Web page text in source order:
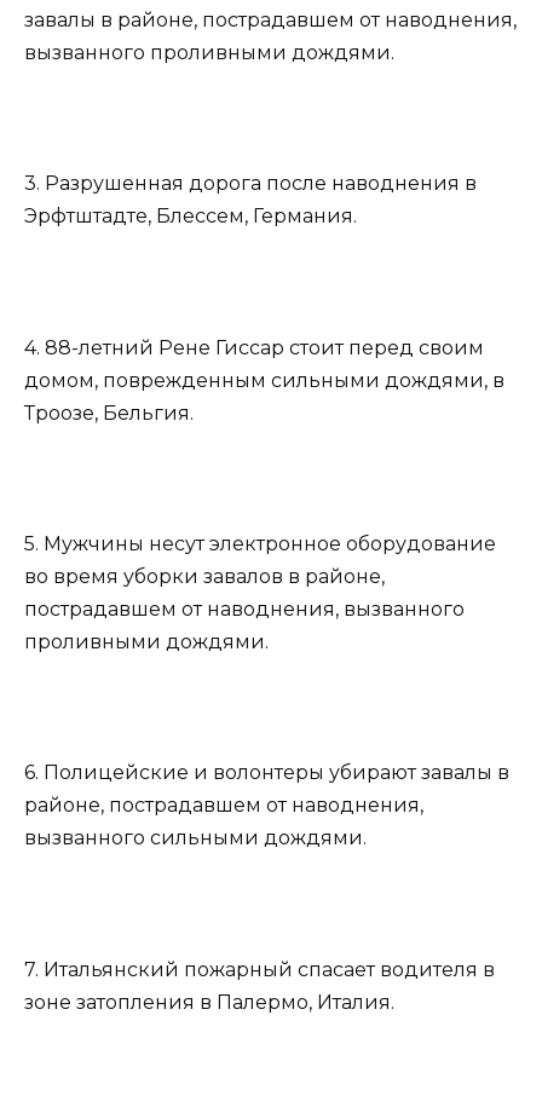
завалы в районе, пострадавшем от наводнения,
вызванного проливными дождями.
3. Разрушенная дорога после наводнения в
Эрфтштадте, Блессем, Германия.
4. 88-летний Рене Гиссар стоит перед своим
домом, поврежденным сильными дождями, в
Троозе, Бельгия.
5. Мужчины несут электронное оборудование
во время уборки завалов в районе,
пострадавшем от наводнения, вызванного
проливными дождями.
6. Полицейские и волонтеры убирают завалы в
районе, пострадавшем от наводнения,
вызванного сильными дождями.
7. Итальянский пожарный спасает водителя в
зоне затопления в Палермо, Италия.